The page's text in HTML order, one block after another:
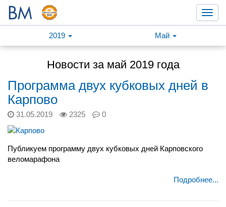
2019
Май
Новости за май 2019 года
Программа двух кубковых дней в
Карпово
31.05.2019 2325 0
Публикуем программу двух кубковых дней Карповского
веломарафона
Подробнее...